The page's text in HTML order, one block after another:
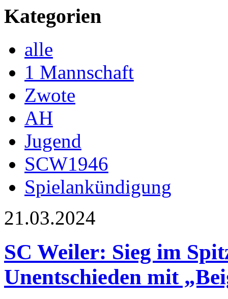
Kategorien
alle
1 Mannschaft
Zwote
AH
Jugend
SCW1946
Spielankündigung
21.03.2024
SC Weiler: Sieg im
Unentschieden mit